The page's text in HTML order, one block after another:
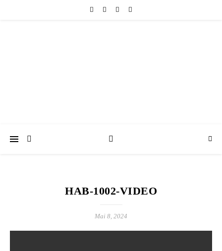
HAB-1002-VIDEO
Mai 8, 2024